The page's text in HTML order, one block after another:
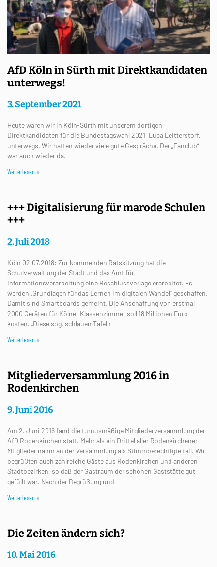
AfD Köln in Sürth mit Direktkandidaten
unterwegs!
3. September 2021
Heute waren wir in Köln-Sürth mit unserem dortigen
Direktkandidaten für die Bundestagswahl 2021, Luca Leitterstorf,
unterwegs. Wir hatten wieder viele gute Gespräche. Der „Fanclub“
war auch wieder da.
Weiterlesen »
+++ Digitalisierung für marode Schulen
+++
2. Juli 2018
Köln 02.07.2018: Zur kommenden Ratssitzung hat die
Schulverwaltung der Stadt und das Amt für
Informationsverarbeitung eine Beschlussvorlage erarbeitet. Es
werden „Grundlagen für das Lernen im digitalen Wandel“ geschaffen.
Damit sind Smartboards gemeint. Die Anschaffung von erstmal
2000 Geräten für Kölner Klassenzimmer soll 18 Millionen Euro
kosten. „Diese sog. schlauen Tafeln
Weiterlesen »
Mitgliederversammlung 2016 in
Rodenkirchen
9. Juni 2016
Am 2. Juni 2016 fand die turnusmäßige Mitgliederversammlung der
AfD Rodenkirchen statt. Mehr als ein Drittel aller Rodenkirchener
Mitglieder nahm an der Versammlung als Stimmberechtigte teil. Wir
begrüßten auch zahlreiche Gäste aus Rodenkirchen und anderen
Stadtbezirken, so daß der Gastraum der schönen Gaststätte gut
gefüllt war. Nach der Begrüßung und
Weiterlesen »
Die Zeiten ändern sich?
10. Mai 2016